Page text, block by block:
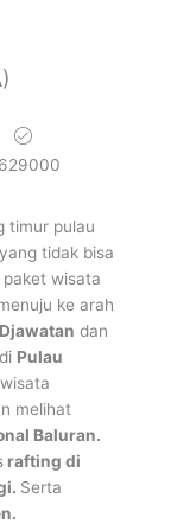
timur pulau
tidak bisa
wisata
ke arah
dan
Pulau
melihat
Baluran.
rafting di
Serta